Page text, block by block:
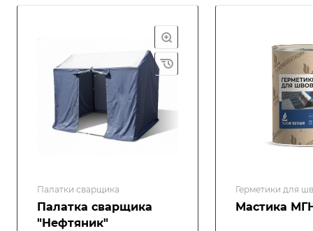
Палатки сварщика
Палатка сварщика
"Нефтяник"
Герметики для
Мастика